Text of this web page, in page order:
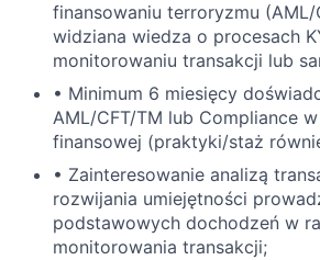
finansowaniu terroryzmu (AML/
widziana wiedza o procesach
monitorowaniu transakcji lub
• Minimum 6 miesięcy
AML/CFT/TM lub Compliance
finansowej (praktyki/staż
• Zainteresowanie analizą
rozwijania umiejętności
podstawowych dochodzeń w
monitorowania transakcji;